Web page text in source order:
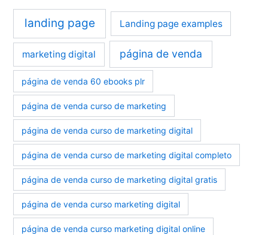
landing page Landing page examples
marketing digital página de venda
página de venda 60 ebooks plr
página de venda curso de marketing
página de venda curso de marketing digital
página de venda curso de marketing digital completo
página de venda curso de marketing digital gratis
página de venda curso marketing digital
página de venda curso marketing digital online